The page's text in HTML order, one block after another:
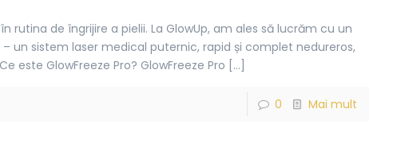
de îngrijire a pielii. La GlowUp, am ales să lucrăm cu un
un sistem laser medical puternic, rapid și complet nedureros,
este GlowFreeze Pro? GlowFreeze Pro […]
0 Mai mult